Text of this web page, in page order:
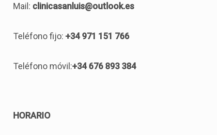
Mail: clinicasanluis@outlook.es
Teléfono fijo: +34 971 151 766
Teléfono móvil:+34 676 893 384
HORARIO